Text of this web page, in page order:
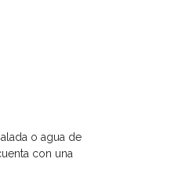
o agua de
con una